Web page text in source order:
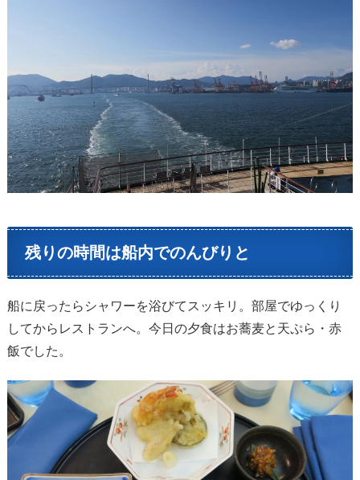
残りの時間は船内でのんびりと
船に戻ったらシャワーを浴びてスッキリ。部屋でゆっくり
してからレストランへ。今日の夕食はお蕎麦と天ぷら・赤
飯でした。